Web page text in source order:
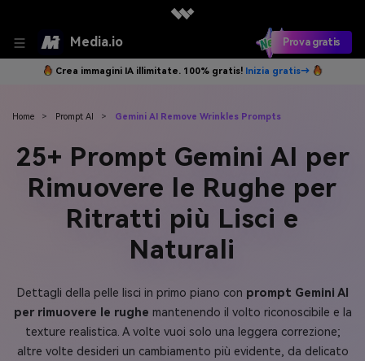
Media.io Prova gratis
Crea immagini IA illimitate. 100% gratis! Inizia gratis→
Home > Prompt AI > Gemini AI Remove Wrinkles Prompts
25+ Prompt Gemini AI per
Rimuovere le Rughe per
Ritratti più Lisci e
Naturali
Dettagli della pelle lisci in primo piano con prompt Gemini AI
per rimuovere le rughe mantenendo il volto riconoscibile e la
texture realistica. A volte vuoi solo una leggera correzione;
altre volte desideri un cambiamento più evidente, da delicato